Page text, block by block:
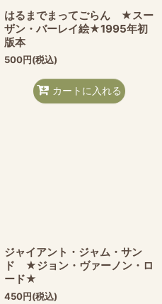
はるまでまってごらん ★スー
ザン・バーレイ絵★1995年初
版本
500円(税込)
カートに入れる
ジャイアント・ジャム・サン
ド ★ジョン・ヴァーノン・ロ
ード★
450円(税込)